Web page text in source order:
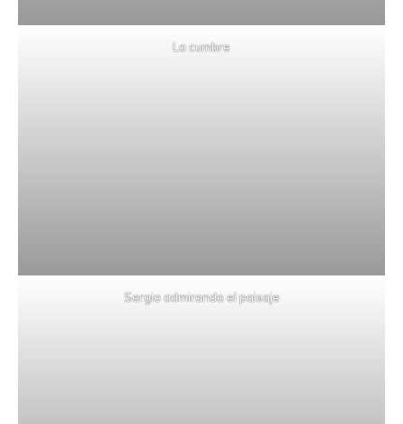
La cumbre
Sergio admirando el paisaje